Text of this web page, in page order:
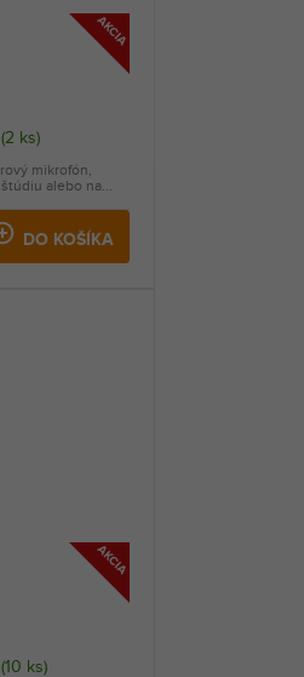
AKCIA
(2 ks)
DO KOŠÍKA
mikrofón,
alebo na...
AKCIA
(10 ks)